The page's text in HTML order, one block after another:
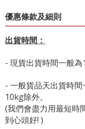
優惠條款及細則
出貨時間：
- 現貨出貨時間一般
- 一般貨品天出貨時
10kg除外。
(我們會盡力用最短時
到心頭好! )